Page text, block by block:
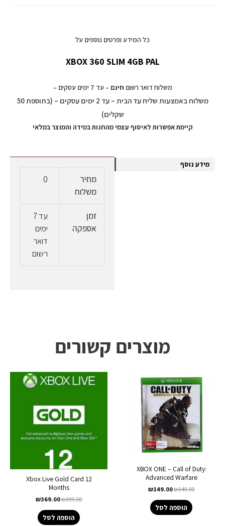
כל המידע ופרטים נוספים על
XBOX 360 SLIM 4GB PAL
משלוח דואר רשום חינם – עד 7 ימים עסקים –
משלוח באמצעות שליח עד הבית – עד 2 ימים עסקים – (בתוספת 50
שקלים)
קיימת אפשרות לאיסוף עצמי מהחנות במידה והמוצר במלאי
מידע נוסף
מחיר
משלוח
0
זמן
אספקה
עד 7
ימים
דואר
רשום
מוצרים קשורים
XBOX ONE – Call of Duty:
Advanced Warfare
₪349.00
₪149.00
הוספה לסל
Xbox Live Gold Card 12
Months
₪399.00
₪369.00
הוספה לסל